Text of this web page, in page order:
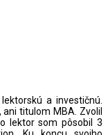
a investičnú.
titulom MBA. Zvolil
lektor som pôsobil 3